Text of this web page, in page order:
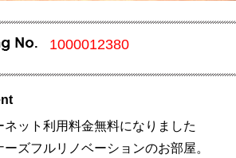
1000012380
ネット利用料金無料になりました
ーズフルリノベーションのお部屋。